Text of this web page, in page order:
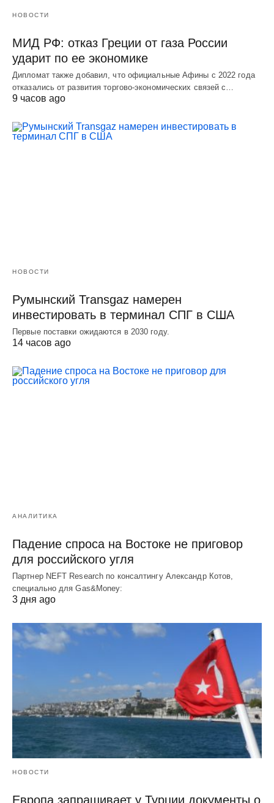
НОВОСТИ
МИД РФ: отказ Греции от газа России
ударит по ее экономике
Дипломат также добавил, что официальные Афины с 2022 года
отказались от развития торгово-экономических связей с…
9 часов ago
НОВОСТИ
Румынский Transgaz намерен
инвестировать в терминал СПГ в США
Первые поставки ожидаются в 2030 году.
14 часов ago
АНАЛИТИКА
Падение спроса на Востоке не приговор
для российского угля
Партнер NEFT Research по консалтингу Александр Котов,
специально для Gas&Money:
3 дня ago
НОВОСТИ
Европа запрашивает у Турции документы о